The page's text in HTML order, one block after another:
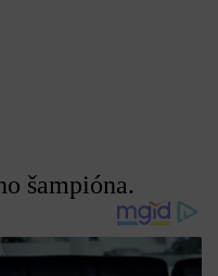
šampióna.